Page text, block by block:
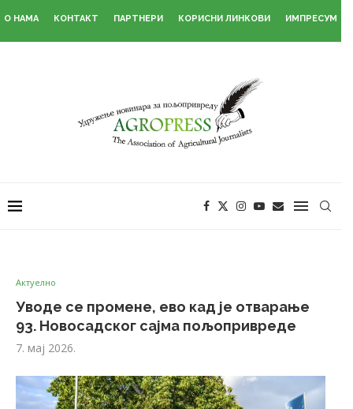
О НАМА КОНТАКТ ПАРТНЕРИ КОРИСНИ ЛИНКОВИ ИМПРЕСУМ
Актуелно
Уводе се промене, ево кад је отварање
93. Новосадског сајма пољопривреде
7. мај 2026.